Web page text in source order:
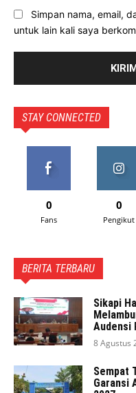
Simpan nama, email,
untuk lain kali saya
STAY CONNECTED
0
Fans
0
Pengikut
BERITA TERBARU
Sikapi
Audensi
8 Agustus
Sempat
Garansi